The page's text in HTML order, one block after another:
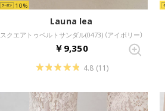
10
Launa lea
スクエアトゥベルトサンダル(0473) （アイボリー）
￥9,350
4.8 (11)